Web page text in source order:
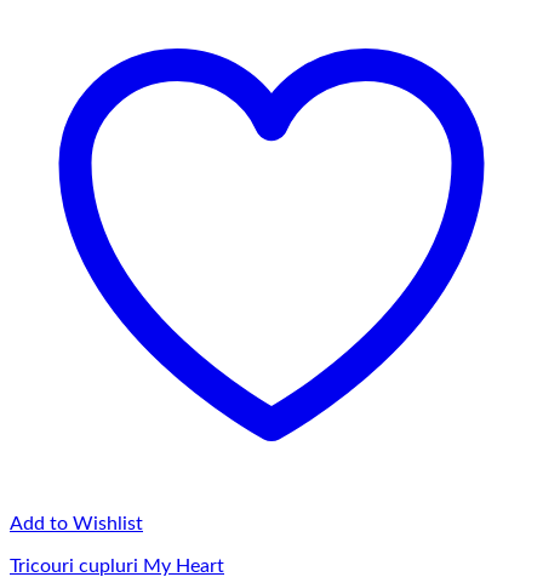
Add to Wishlist
Tricouri cupluri My Heart